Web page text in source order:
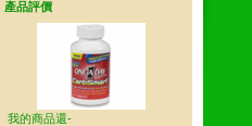
產品評價
我的商品還-